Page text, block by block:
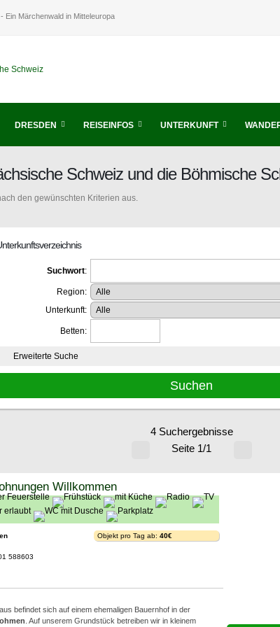
Ein Märchenwald in Mitteleuropa
DRESDEN REISEINFOS UNTERKUNFT
Schweiz und die Böhmische
den gewünschten Kriterien aus.
Suchwort:
Region:
Unterkunft:
Betten:
Erweiterte Suche
4 Suchergebnisse
Seite 1/1
Willkommen
588603
Objekt pro Tag ab: 40€
befindet sich auf einem ehemaligen Bauernhof in der
. Auf unserem Grundstück betreiben wir in kleinem